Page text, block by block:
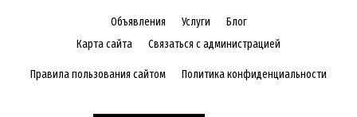
Объявления Услуги
Блог
Карта сайта
Связаться с администрацией
Правила пользования сайтом Политика конфиденциальности